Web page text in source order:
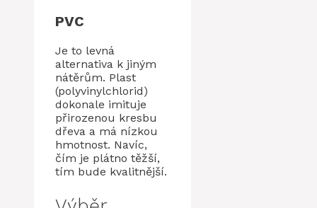
PVC
Je to levná
alternativa k jiným
nátěrům. Plast
(polyvinylchlorid)
dokonale imituje
přirozenou kresbu
dřeva a má nízkou
hmotnost. Navíc,
čím je plátno těžší,
tím bude kvalitnější.